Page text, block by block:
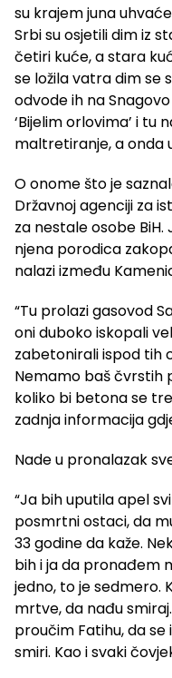
su krajem juna
Srbi su osjetili dim iz
četiri kuće, a stara
se ložila vatra dim se
odvode ih na
‘Bijelim orlovima’ i tu
maltretiranje, a onda
O onome što je
Državnoj agenciji za
za nestale osobe
njena porodica
nalazi između
“Tu prolazi gasovod
oni duboko iskopali
zabetonirali ispod tih
Nemamo baš čvrstih
koliko bi betona se
zadnja informacija
Nade u pronalazak
“Ja bih uputila apel
posmrtni ostaci, da
33 godine da kaže.
bih i ja da pronađem
jedno, to je sedmero.
mrtve, da nađu
proučim Fatihu, da se
smiri. Kao i svaki